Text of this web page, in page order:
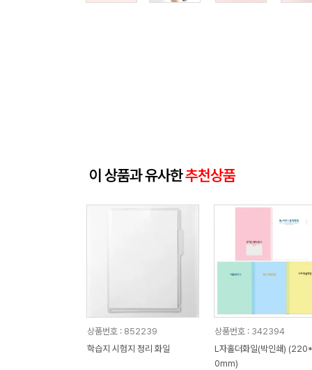
이 상품과 유사한추천상품
상품번호 : 852239
학습지 시험지 정리 화일
상품번호 : 342394
L자홀더화일(박인쇄)
0mm)